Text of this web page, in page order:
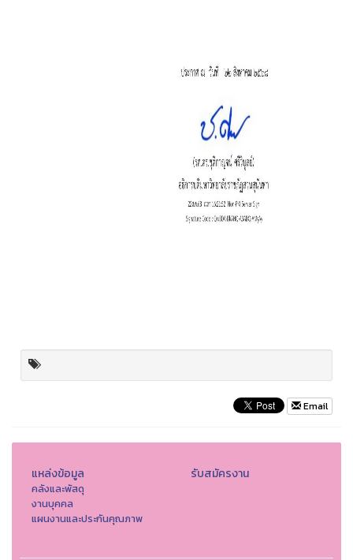
Email
แหล่งข้อมูล
คลังและพัสดุ
งานบุคคล
แผนงานและประกันคุณภาพ
รับสมัครงาน